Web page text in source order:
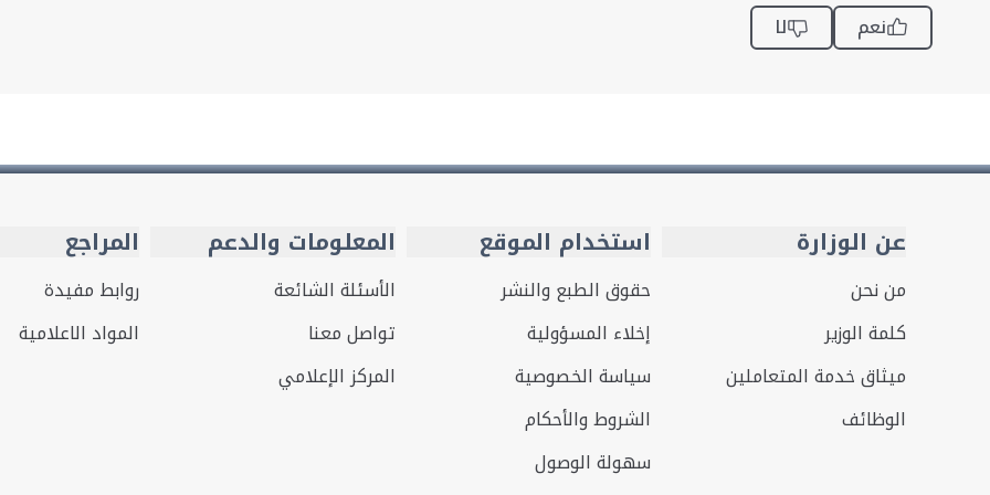
نعم لا
عن الوزارة
من نحن
كلمة الوزير
ميثاق خدمة المتعاملين
الوظائف
استخدام الموقع
حقوق الطبع والنشر
إخلاء المسؤولية
سياسة الخصوصية
الشروط والأحكام
سهولة الوصول
المعلومات والدعم
الأسئلة الشائعة
تواصل معنا
المركز الإعلامي
المراجع
روابط مفيدة
المواد الاعلامية